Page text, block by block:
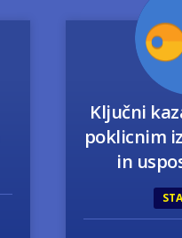
Ključni
poklicnim
in